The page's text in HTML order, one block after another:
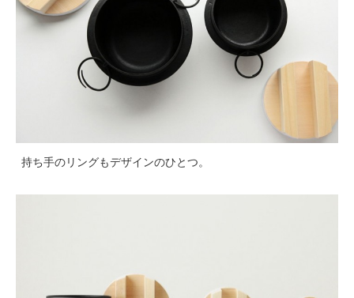
持ち手のリングもデザインのひとつ。